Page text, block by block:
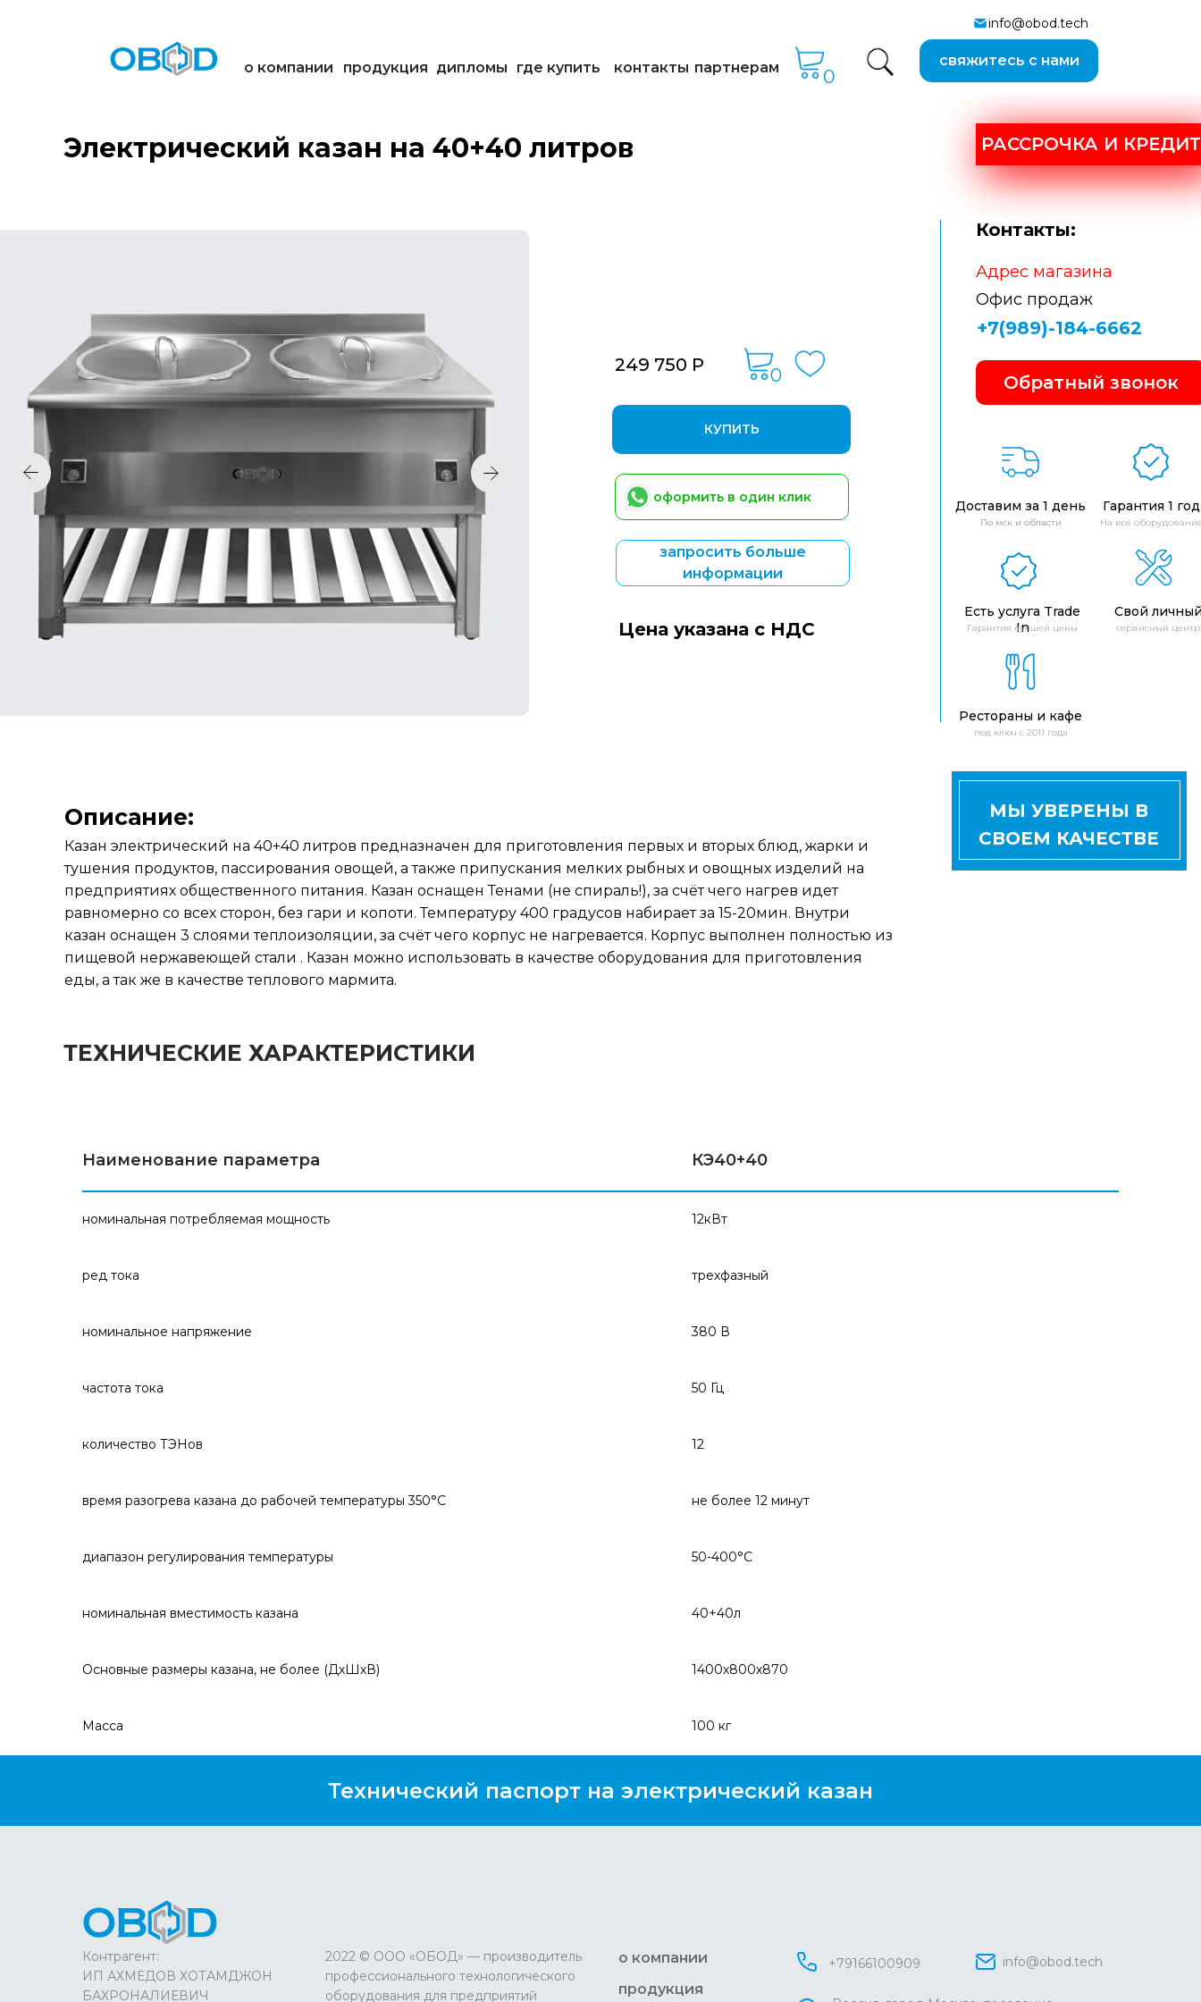
о компании продукция дипломы где купить партнерам свяжитесь с нами
info@obod.tech
контакты 0
0
МЫ УВЕРЕНЫ В
СВОЕМ КАЧЕСТВЕ
запросить больше
информации
оформить в один клик
КУПИТЬ
249 750 Р
РАССРОЧКА И КРЕДИТ
Обратный звонок
Контакты:
+7(989)-184-6662
Адрес магазина
Офис продаж
Доставим за 1 день
По мск и области
Гарантия 1 год
На всё
Есть услуга Trade
In
Гарантия лучшей цены
Свой
сервисный центр
Рестораны и кафе
под ключ с 2011 года
Электрический казан на 40+40 литров
Описание:
Цена указана с НДС
Казан электрический на 40+40 литров предназначен для при­готов­ления первых и вторых блюд, жарки и
тушения продуктов, пассирования овощей, а также припускания мелких рыбных и овощных изделий на
предприятиях общественного питания. Казан оснащен Тенами (не спираль!), за счёт чего нагрев идет
равномерно со всех сторон, без гари и копоти. Температуру 400 градусов набирает за 15-20мин. Внутри
казан оснащен 3 слоями теплоизоляции, за счёт чего корпус не нагревается. Корпус выполнен полностью из
пищевой нержавеющей стали . Казан можно использовать в качестве оборудования для приготовления
еды, а так же в качестве теплового мармита.
ТЕХНИЧЕСКИЕ ХАРАКТЕРИСТИКИ
Наименование параметра КЭ40+40
номинальная потребляемая мощность 12кВт
ред тока трехфазный
номинальное напряжение 380 В
частота тока 50 Гц
количество ТЭНов 12
время разогрева казана до рабочей температуры 350°C не более 12 минут
диапазон регулирования температуры 50-400°C
номинальная вместимость казана 40+40л
Основные размеры казана, не более (ДхШхВ) 1400х800х870
Масса 100 кг
Технический паспорт на электрический казан
2022 © ООО «ОБОД» — производитель
профессионального технологического
оборудования для предприятий
о компании
продукция
info@obod.tech
Контрагент:
ИП АХМЕДОВ ХОТАМДЖОН
БАХРОНАЛИЕВИЧ
+79166100909